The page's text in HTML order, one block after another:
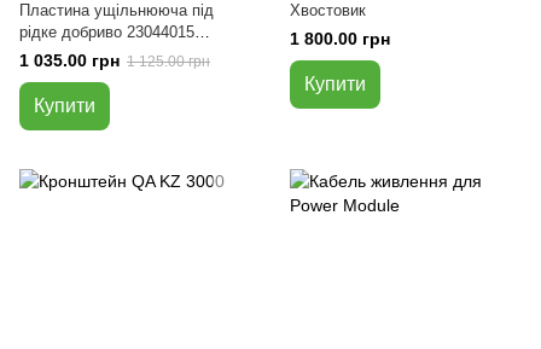
Пластина ущільнююча під
рідке добриво 23044015
(Keeton)
1 035.00 грн 1 125.00 грн
Купити
Хвостовик
1 800.00 грн
Купити